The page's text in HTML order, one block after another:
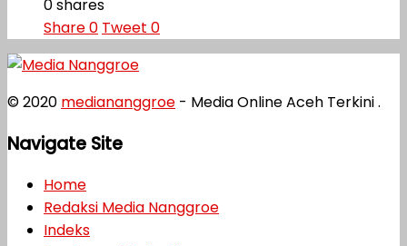
0 shares
Share0 Tweet 0
© 2020 mediananggroe - Media Online Aceh Terkini .
Navigate Site
Home
Redaksi Media Nanggroe
Indeks